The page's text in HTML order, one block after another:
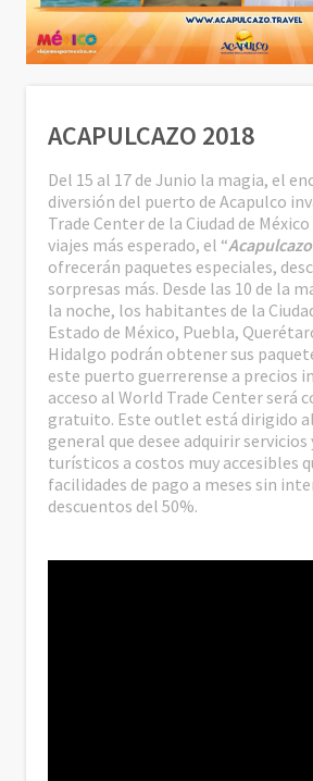
ACAPULCAZO 2018
Del 15 al 17 de Junio la magia, el
diversión del puerto de Acapulco
Trade Center de la Ciudad de
viajes más esperado, el “
ofrecerán paquetes especiales,
sorpresas más. Desde las 10 de la
la noche, los habitantes de la
Estado de México, Puebla,
Hidalgo podrán obtener sus
este puerto guerrerense a precios
acceso al World Trade Center será
gratuito. Este outlet está dirigido
general que desee adquirir
turísticos a costos muy accesibles
facilidades de pago a meses sin
descuentos del 50%.